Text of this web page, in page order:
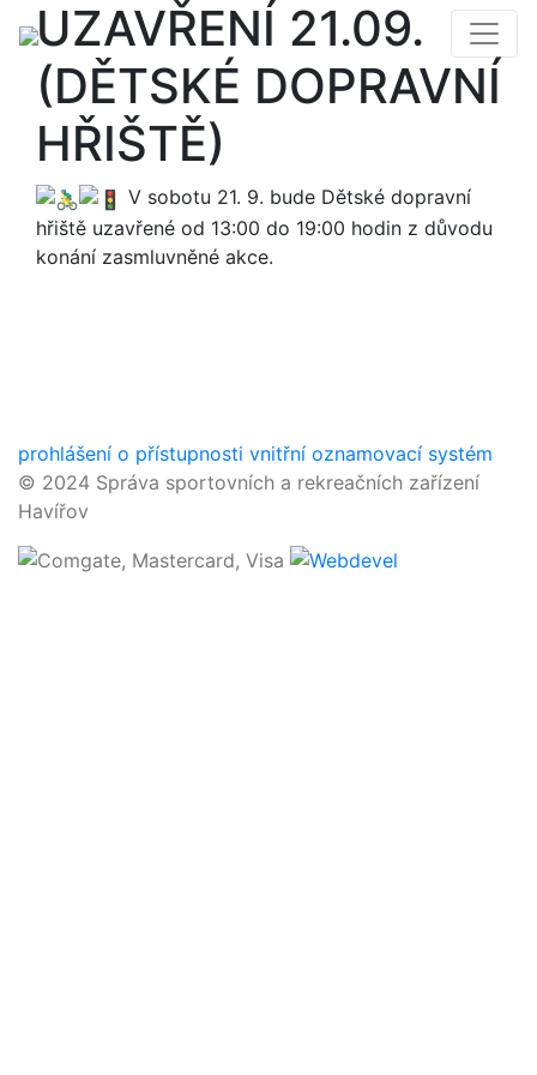
UZAVŘENÍ 21.09.
(DĚTSKÉ DOPRAVNÍ
HŘIŠTĚ)
V sobotu 21. 9. bude Dětské dopravní
hřiště uzavřené od 13:00 do 19:00 hodin z důvodu
konání zasmluvněné akce.
prohlášení o přístupnosti vnitřní oznamovací systém
© 2024 Správa sportovních a rekreačních zařízení
Havířov